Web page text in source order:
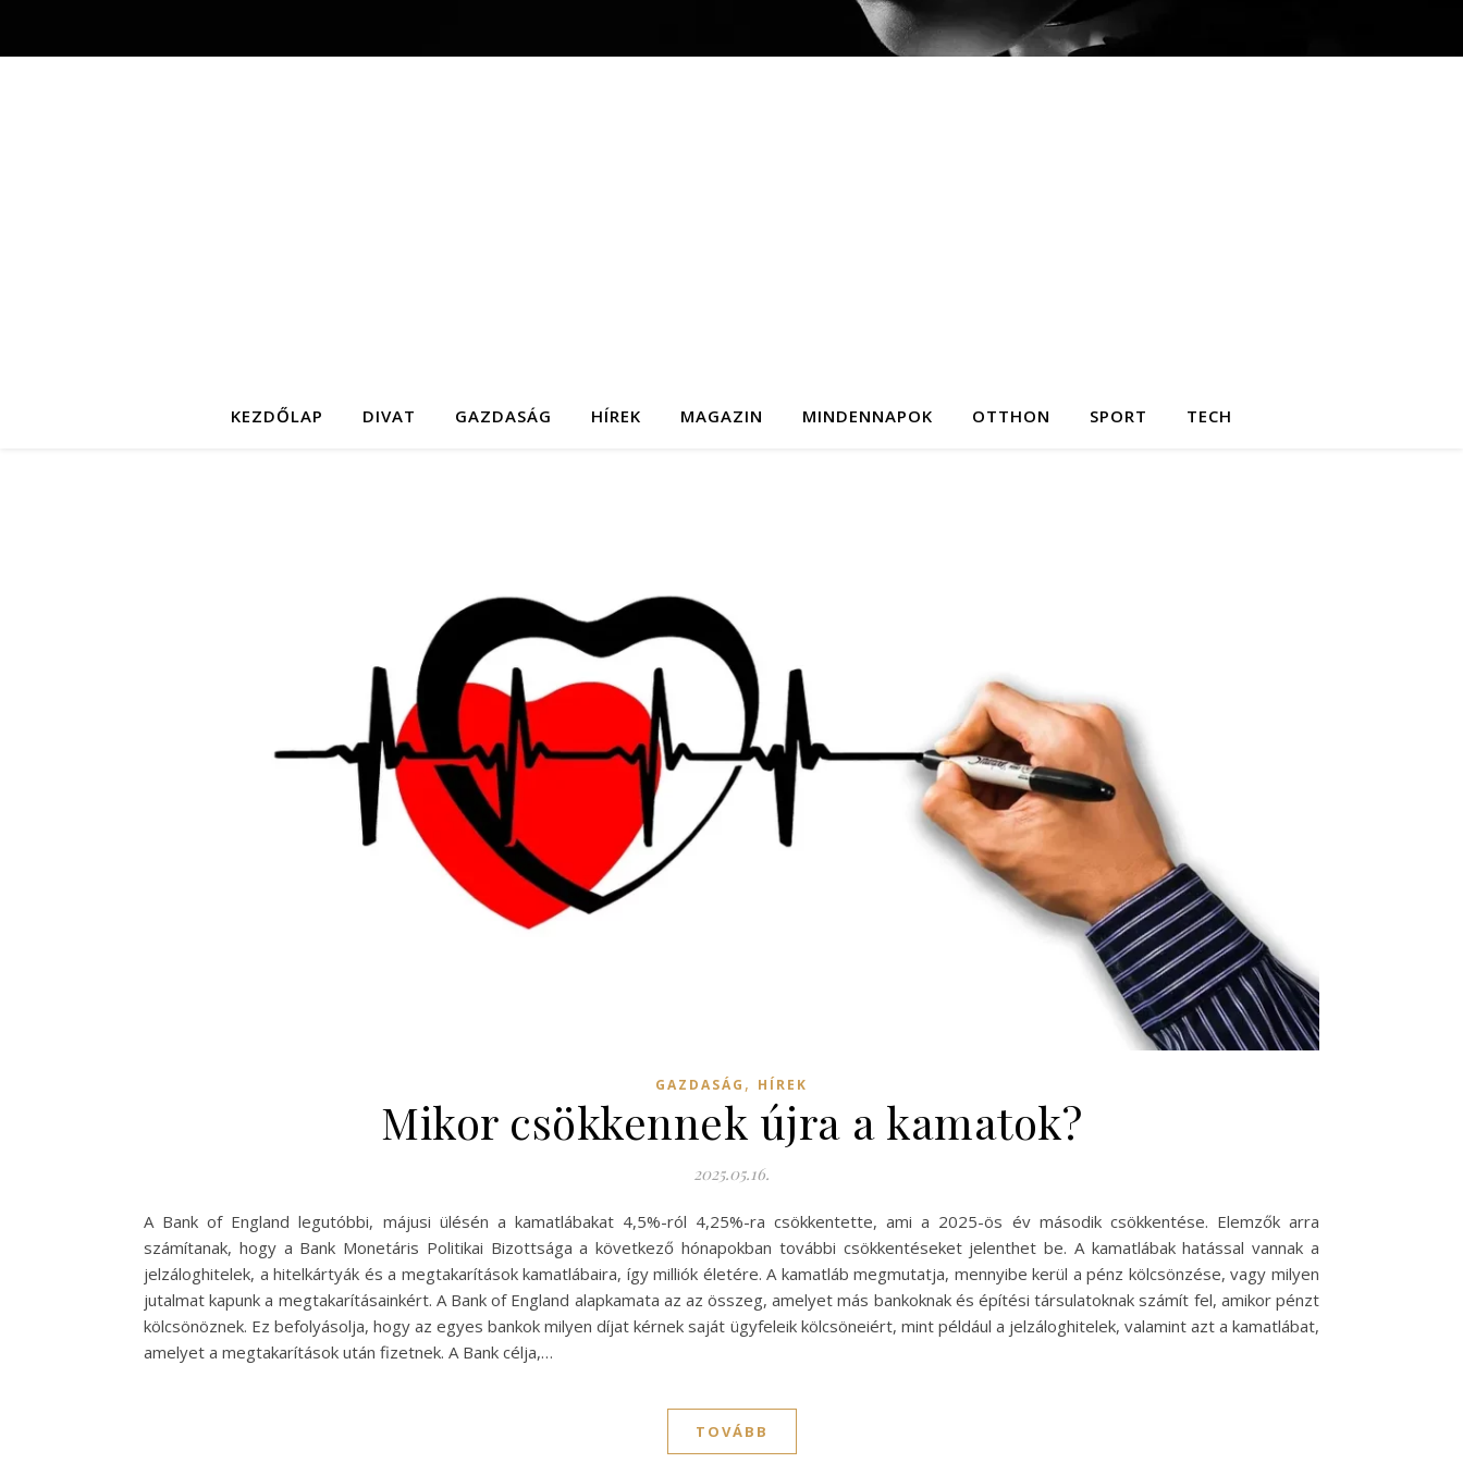
KEZDŐLAP DIVAT GAZDASÁG HÍREK MAGAZIN MINDENNAPOK OTTHON SPORT TECH
GAZDASÁG , HÍREK
Mikor csökkennek újra a kamatok?
2025.05.16.
A Bank of England legutóbbi, májusi ülésén a kamatlábakat 4,5%-ról 4,25%-ra csökkentette, ami a 2025-ös év második csökkentése. Elemzők arra
számítanak, hogy a Bank Monetáris Politikai Bizottsága a következő hónapokban további csökkentéseket jelenthet be. A kamatlábak hatással vannak a
jelzáloghitelek, a hitelkártyák és a megtakarítások kamatlábaira, így milliók életére. A kamatláb megmutatja, mennyibe kerül a pénz kölcsönzése, vagy milyen
jutalmat kapunk a megtakarításainkért. A Bank of England alapkamata az az összeg, amelyet más bankoknak és építési társulatoknak számít fel, amikor pénzt
kölcsönöznek. Ez befolyásolja, hogy az egyes bankok milyen díjat kérnek saját ügyfeleik kölcsöneiért, mint például a jelzáloghitelek, valamint azt a kamatlábat,
amelyet a megtakarítások után fizetnek. A Bank célja,…
TOVÁBB